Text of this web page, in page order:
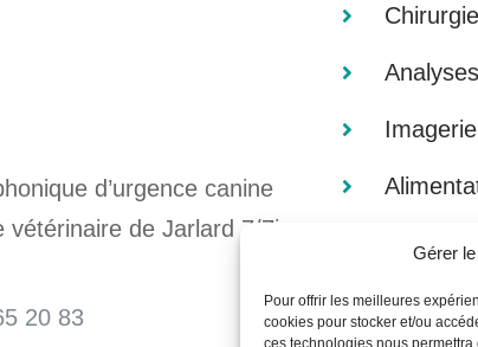
Gérer
Pour offrir les meilleures
cookies pour stocker et/ou
ces technologies nous
d’urgence canine
vétérinaire de Jarlard 7/7j,
20 83
Chirurgie
Analyses
Imagerie